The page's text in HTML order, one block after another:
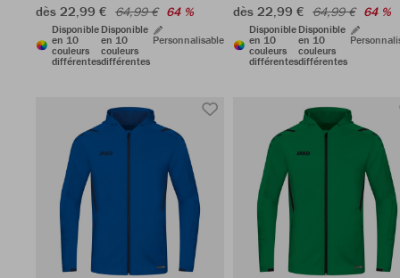
dès 22,99 € 64,99 € 64 %
Disponible
en 10
couleurs
différentes
Disponible
en 10
couleurs
différentes
Personnalisable
dès 22,99 € 64,99 € 64 %
Disponible
en 10
couleurs
différentes
Disponible
en 10
couleurs
différentes